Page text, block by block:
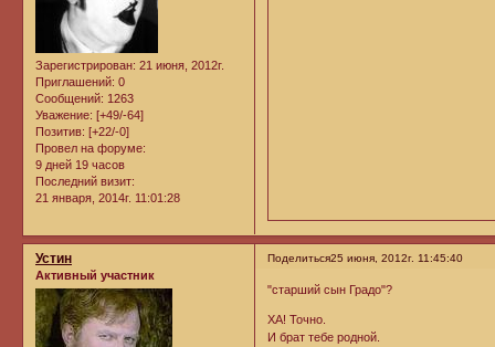
Зарегистрирован: 21 июня, 2012г.
Приглашений: 0
Сообщений: 1263
Уважение: [+49/-64]
Позитив: [+22/-0]
Провел на форуме:
9 дней 19 часов
Последний визит:
21 января, 2014г. 11:01:28
Поделиться25 июня, 2012г. 11:45:40
Устин
Активный участник
"старший сын Градо"?
ХА! Точно.
И брат тебе родной.